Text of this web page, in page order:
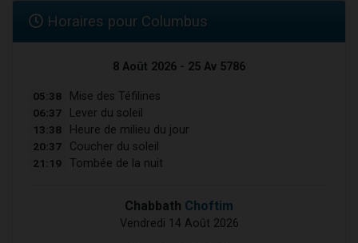
Horaires pour Columbus
8 Août 2026 - 25 Av 5786
05:38 Mise des Téfilines
06:37 Lever du soleil
13:38 Heure de milieu du jour
20:37 Coucher du soleil
21:19 Tombée de la nuit
Chabbath Choftim
Vendredi 14 Août 2026